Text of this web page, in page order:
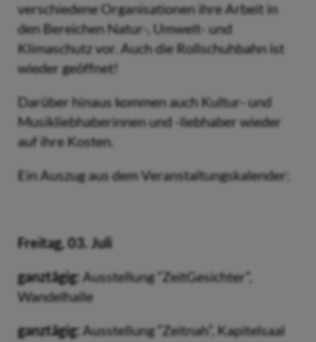
verschiedene Organisationen ihre Arbeit in
den Bereichen Natur-, Umwelt- und
Klimaschutz vor. Auch die Rollschuhbahn ist
wieder geöffnet!
Darüber hinaus kommen auch Kultur- und
Musikliebhaberinnen und -liebhaber wieder
auf ihre Kosten.
Ein Auszug aus dem Veranstaltungskalender:
Freitag, 03. Juli
ganztägig: Ausstellung “ZeitGesichter”,
Wandelhalle
ganztägig: Ausstellung “Zeitnah”, Kapitelsaal